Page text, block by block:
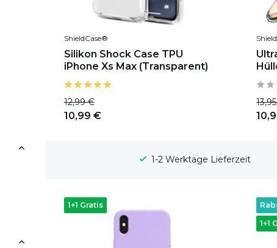
ShieldCase®
Silikon Shock Case TPU
iPhone Xs Max (Transparent)
12,99 €
10,99 €
100 Tage Widerrufsrecht
1+1 Gratis
1+1